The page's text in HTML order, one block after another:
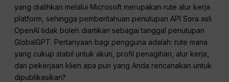
yang dialihkan melalui Microsoft merupakan rute alur kerja
platform, sehingga pemberitahuan penutupan API Sora asli
OpenAI tidak boleh diartikan sebagai tanggal penutupan
GlobalGPT. Pertanyaan bagi pengguna adalah: rute mana
yang cukup stabil untuk akun, profil penagihan, alur kerja,
dan pekerjaan klien apa pun yang Anda rencanakan untuk
dipublikasikan?